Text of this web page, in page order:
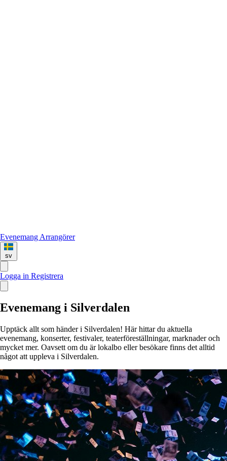
Evenemang Arrangörer
sv
Logga in Registrera
Evenemang i Silverdalen
Upptäck allt som händer i Silverdalen! Här hittar du aktuella
evenemang, konserter, festivaler, teaterföreställningar, marknader och
mycket mer. Oavsett om du är lokalbo eller besökare finns det alltid
något att uppleva i Silverdalen.